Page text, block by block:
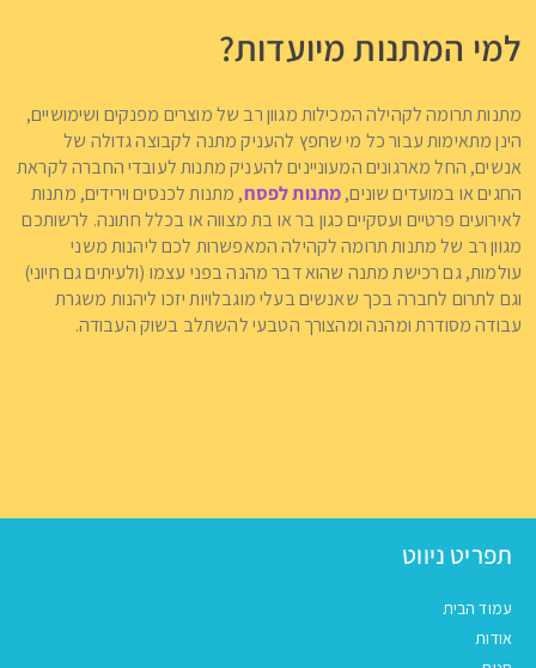
למי המתנות מיועדות?
מתנות תרומה לקהילה המכילות מגוון רב של מוצרים מפנקים ושימושיים,
הינן מתאימות עבור כל מי שחפץ להעניק מתנה לקבוצה גדולה של
אנשים, החל מארגונים המעוניינים להעניק מתנות לעובדי החברה לקראת
החגים או במועדים שונים,מתנות לפסח, מתנות לכנסים וירידים, מתנות
לאירועים פרטיים ועסקיים כגון בר או בת מצווה או בכלל חתונה. לרשותכם
מגוון רב של מתנות תרומה לקהילה המאפשרות לכם ליהנות משני
עולמות, גם רכישת מתנה שהוא דבר מהנה בפני עצמו (ולעיתים גם חיוני)
וגם לתרום לחברה בכך שאנשים בעלי מוגבלויות יזכו ליהנות משגרת
עבודה מסודרת ומהנה ומהצורך הטבעי להשתלב בשוק העבודה.
תפריט ניווט
עמוד הבית
אודות